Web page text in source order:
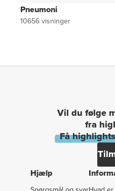
Pneumoni
10656 visninger
Vil du følge
fra
Få
Hjælp